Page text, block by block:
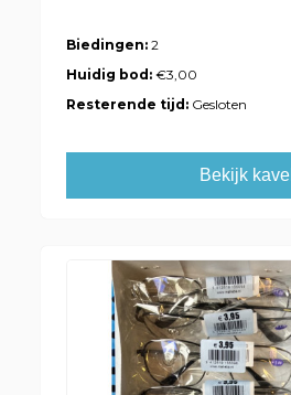
Biedingen: 2
Huidig bod:€3,00
Resterende tijd: Gesloten
Bekijk kavel